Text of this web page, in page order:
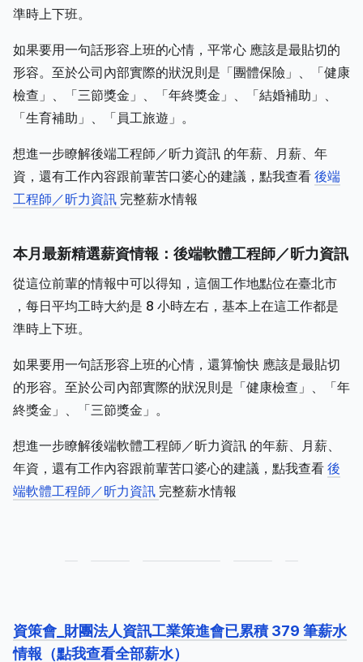
準時上下班。
如果要用一句話形容上班的心情，平常心 應該是最貼切的
形容。至於公司內部實際的狀況則是「團體保險」、「健康
檢查」、「三節獎金」、「年終獎金」、「結婚補助」、
「生育補助」、「員工旅遊」。
想進一步瞭解後端工程師／昕力資訊 的年薪、月薪、年
資，還有工作內容跟前輩苦口婆心的建議，點我查看 後端
工程師／昕力資訊 完整薪水情報
本月最新精選薪資情報：後端軟體工程師／昕力資訊
從這位前輩的情報中可以得知，這個工作地點位在臺北市
，每日平均工時大約是 8 小時左右，基本上在這工作都是
準時上下班。
如果要用一句話形容上班的心情，還算愉快 應該是最貼切
的形容。至於公司內部實際的狀況則是「健康檢查」、「年
終獎金」、「三節獎金」。
想進一步瞭解後端軟體工程師／昕力資訊 的年薪、月薪、
年資，還有工作內容跟前輩苦口婆心的建議，點我查看 後
端軟體工程師／昕力資訊 完整薪水情報
資策會_財團法人資訊工業策進會已累積 379 筆薪水
情報（點我查看全部薪水）